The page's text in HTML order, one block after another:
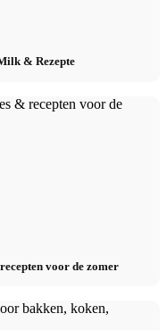
& Rezepte
voor de zomer